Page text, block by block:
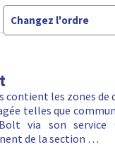
Changez l'ordre
contient les zones de
telles que
via son service
de la section …